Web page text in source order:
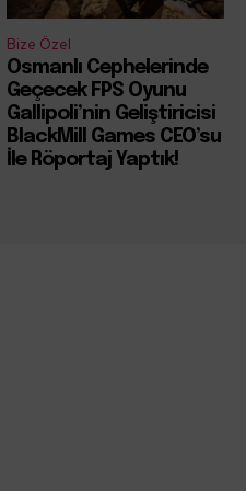
Bize Özel
Osmanlı Cephelerinde
Geçecek FPS Oyunu
Gallipoli’nin Geliştiricisi
BlackMill Games CEO’su
İle Röportaj Yaptık!